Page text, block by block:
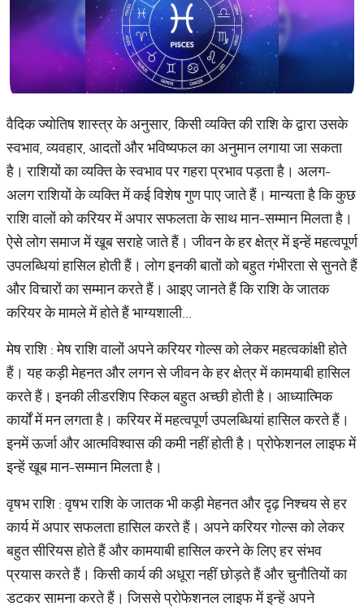
वैदिक ज्योतिष शास्त्र के अनुसार, किसी व्यक्ति की राशि के द्वारा उसके
स्वभाव, व्यवहार, आदतों और भविष्यफल का अनुमान लगाया जा सकता
है। राशियों का व्यक्ति के स्वभाव पर गहरा प्रभाव पड़ता है। अलग-
अलग राशियों के व्यक्ति में कई विशेष गुण पाए जाते हैं। मान्यता है कि कुछ
राशि वालों को करियर में अपार सफलता के साथ मान-सम्मान मिलता है।
ऐसे लोग समाज में खूब सराहे जाते हैं। जीवन के हर क्षेत्र में इन्हें महत्वपूर्ण
उपलब्धियां हासिल होती हैं। लोग इनकी बातों को बहुत गंभीरता से सुनते हैं
और विचारों का सम्मान करते हैं। आइए जानते हैं कि राशि के जातक
करियर के मामले में होते हैं भाग्यशाली...
मेष राशि : मेष राशि वालों अपने करियर गोल्स को लेकर महत्वकांक्षी होते
हैं। यह कड़ी मेहनत और लगन से जीवन के हर क्षेत्र में कामयाबी हासिल
करते हैं। इनकी लीडरशिप स्किल बहुत अच्छी होती है। आध्यात्मिक
कार्यों में मन लगता है। करियर में महत्वपूर्ण उपलब्धियां हासिल करते हैं।
इनमें ऊर्जा और आत्मविश्वास की कमी नहीं होती है। प्रोफेशनल लाइफ में
इन्हें खूब मान-सम्मान मिलता है।
वृषभ राशि : वृषभ राशि के जातक भी कड़ी मेहनत और दृढ़ निश्चय से हर
कार्य में अपार सफलता हासिल करते हैं। अपने करियर गोल्स को लेकर
बहुत सीरियस होते हैं और कामयाबी हासिल करने के लिए हर संभव
प्रयास करते हैं। किसी कार्य की अधूरा नहीं छोड़ते हैं और चुनौतियों का
डटकर सामना करते हैं। जिससे प्रोफेशनल लाइफ में इन्हें अपने